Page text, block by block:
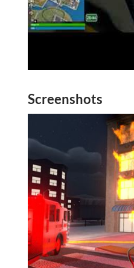
Screenshots